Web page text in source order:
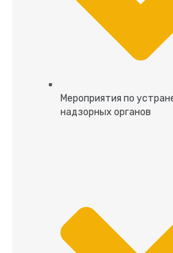
Мероприятия по
надзорных органов